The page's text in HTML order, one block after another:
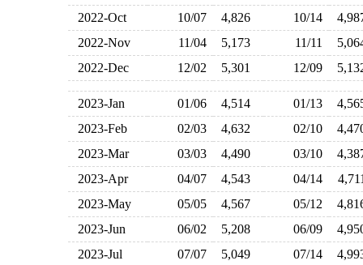
2022-Oct
10/07 4,826 10/14
2022-Nov
11/04 5,173 11/11
2022-Dec
12/02 5,301 12/09
2023-Jan 01/06 4,514 01/13
2023-Feb
02/03 4,632 02/10
2023-Mar
03/03 4,490 03/10
2023-Apr
04/07 4,543 04/14
2023-May
05/05 4,567 05/12
2023-Jun
06/02 5,208 06/09
2023-Jul
07/07 5,049 07/14